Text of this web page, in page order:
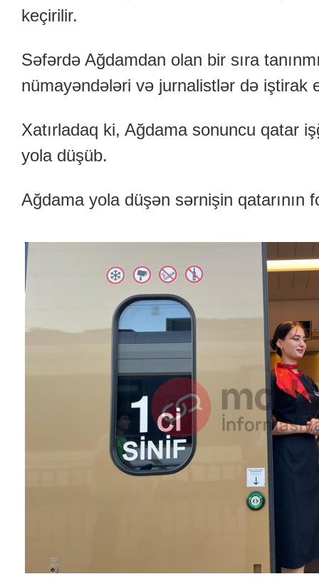
keçirilir.
Səfərdə Ağdamdan olan bir sıra
nümayəndələri və jurnalistlər də iştirak
Xatırladaq ki, Ağdama sonuncu qatar
yola düşüb.
Ağdama yola düşən sərnişin qatarının